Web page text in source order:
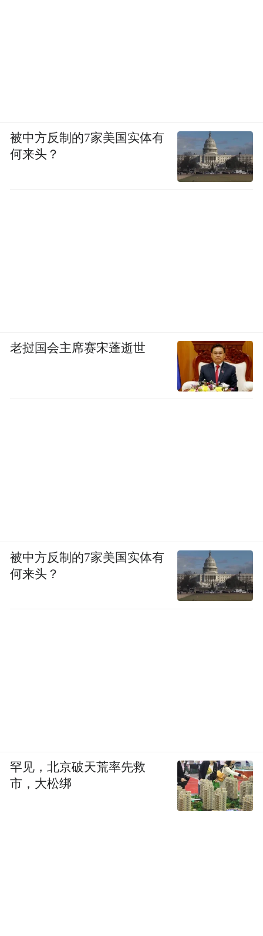
被中方反制的7家美国实体有
何来头？
老挝国会主席赛宋蓬逝世
被中方反制的7家美国实体有
何来头？
罕见，北京破天荒率先救
市，大松绑